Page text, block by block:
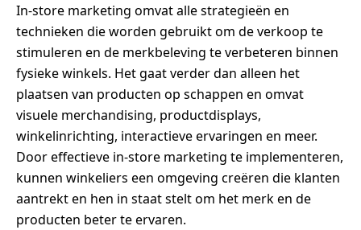
In-store marketing omvat alle strategieën en
technieken die worden gebruikt om de verkoop te
stimuleren en de merkbeleving te verbeteren binnen
fysieke winkels. Het gaat verder dan alleen het
plaatsen van producten op schappen en omvat
visuele merchandising, productdisplays,
winkelinrichting, interactieve ervaringen en meer.
Door effectieve in-store marketing te implementeren,
kunnen winkeliers een omgeving creëren die klanten
aantrekt en hen in staat stelt om het merk en de
producten beter te ervaren.